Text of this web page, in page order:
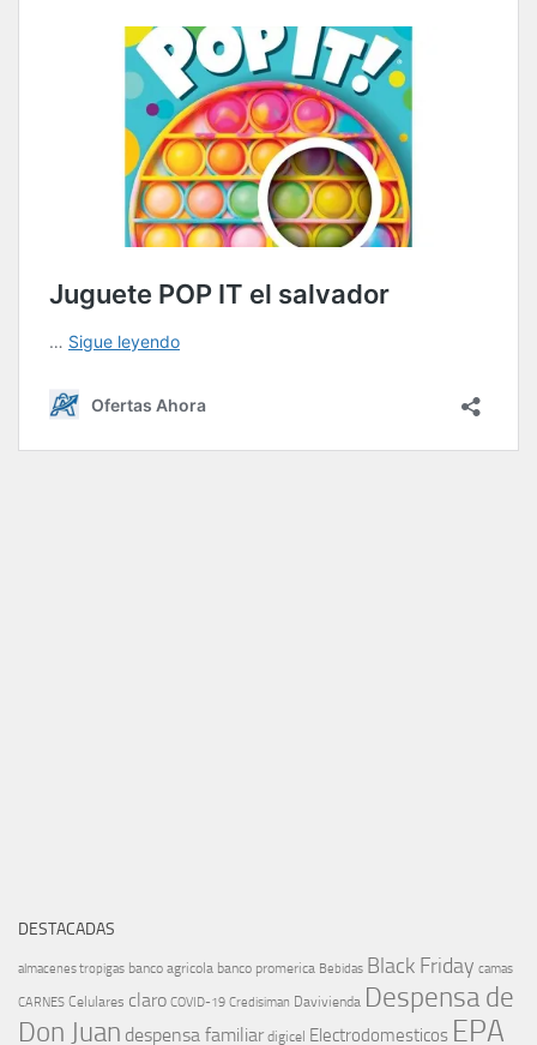
DESTACADAS
almacenes tropigas banco agricola banco promerica Bebidas Black Friday camas
CARNES Celulares claro COVID-19 Credisiman Davivienda Despensa de
Don Juan despensa familiar digicel Electrodomesticos EPA